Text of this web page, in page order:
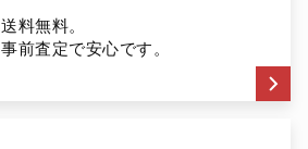
送料無料。
事前査定で安心です。